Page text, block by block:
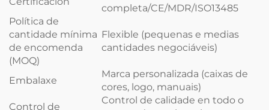
completa/CE/MDR/ISO13485
Política de
cantidade mínima
de encomenda
(MOQ)
Flexible (pequenas e medias
cantidades negociáveis)
Embalaxe
Marca personalizada (caixas de
cores, logo, manuais)
Control de
Control de calidade en todo o